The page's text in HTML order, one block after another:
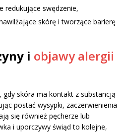
redukujące swędzenie,
skórę i tworzące barierę
i objawy alergii
gdy skóra ma kontakt z substancją
postać wysypki, zaczerwienienia
się również pęcherze lub
i uporczywy świąd to kolejne,